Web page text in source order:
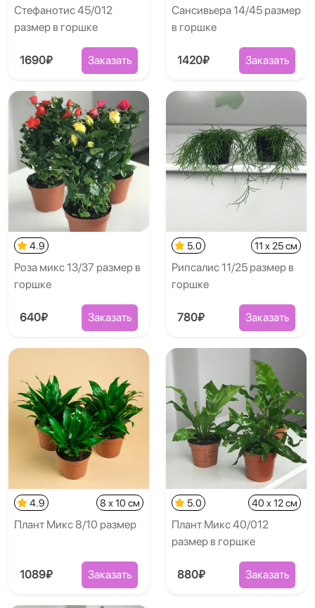
Стефанотис 45/012
размер в горшке
1690₽ Заказать
Сансивьера 14/45 размер
в горшке
1420₽ Заказать
4.9
Роза микс 13/37 размер в
горшке
640₽ Заказать
5.0 11 x 25 см
Рипсалис 11/25 размер в
горшке
780₽ Заказать
4.9 8 x 10 см
Плант Микс 8/10 размер
1089₽ Заказать
5.0 40 x 12 см
Плант Микс 40/012
размер в горшке
880₽ Заказать